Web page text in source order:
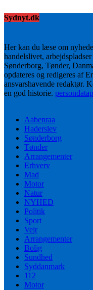
Sydnyt.dk
Her kan du læse om
handelslivet,
Sønderborg, Tønder,
opdateres og redigeres af
ansvarshavende redaktør.
en god historie.
Aabenraa
Haderslev
Sønderborg
Tønder
Arrangementer
Erhverv
Mad
Motor
Natur
NYHED
Politik
Sport
Vejr
Arrangementer
Bolig
Sundhed
Syddanmark
112
Motor